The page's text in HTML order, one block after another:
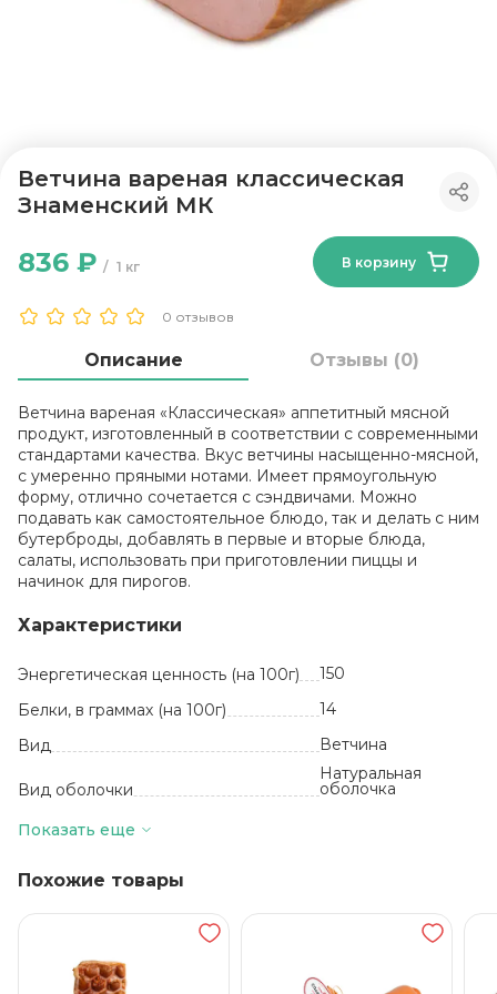
Ветчина вареная классическая
Знаменский МК
0 отзывов
1 кг
836 ₽ В корзину
Описание Отзывы (0)
Ветчина вареная «Классическая» аппетитный мясной
продукт, изготовленный в соответствии с современными
стандартами качества. Вкус ветчины насыщенно-мясной,
с умеренно пряными нотами. Имеет прямоугольную
форму, отлично сочетается с сэндвичами. Можно
подавать как самостоятельное блюдо, так и делать с ним
бутерброды, добавлять в первые и вторые блюда,
салаты, использовать при приготовлении пиццы и
начинок для пирогов.
Характеристики
Энергетическая ценность (на 100г)
150
Белки, в граммах (на 100г)
14
Вид
Ветчина
Вид оболочки
Натуральная
оболочка
ШтрихКод
Жиры, в граммах (на 100 г)
Количество в упаковке
Показать еще
Похожие товары